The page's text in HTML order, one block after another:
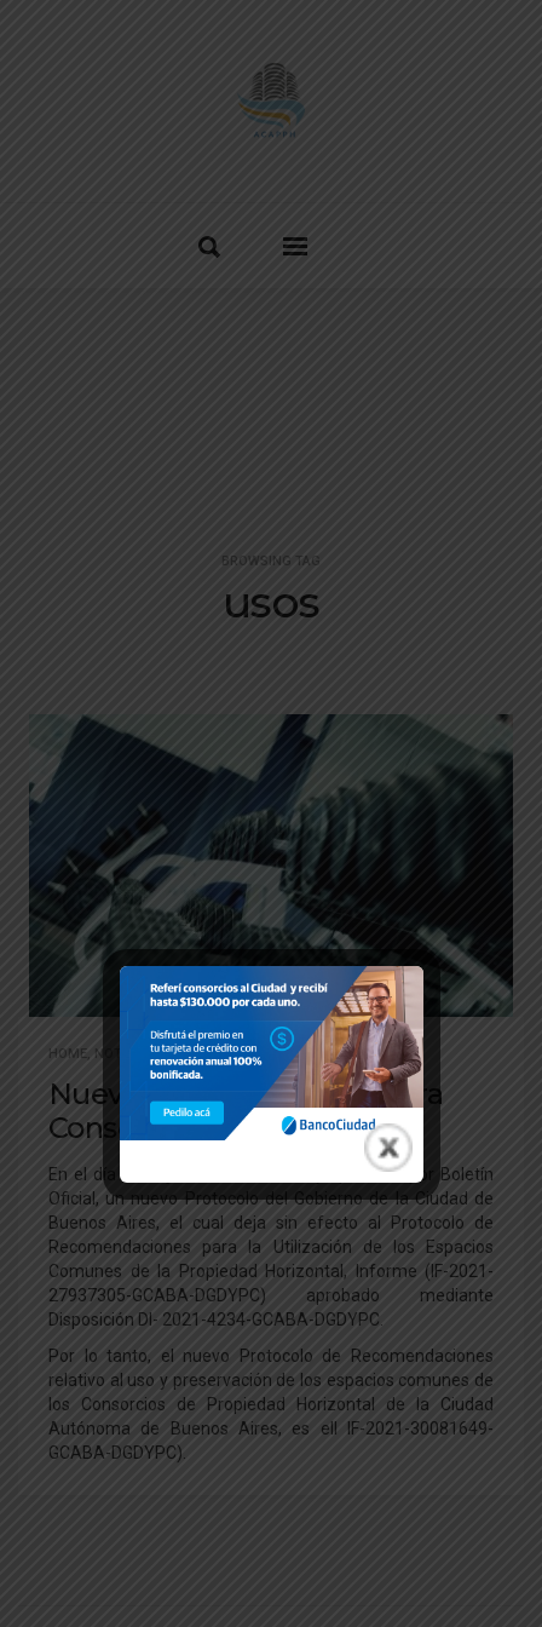
BROWSING TAG
usos
HOME, NOTICIAS
Nuevo Protocolo GCBA para
Consorcios
En el día de hoy, fue comunicado y aprobado por Boletín
Oficial, un nuevo Protocolo del Gobierno de la Ciudad de
Buenos Aires, el cual deja sin efecto al Protocolo de
Recomendaciones para la Utilización de los Espacios
Comunes de la Propiedad Horizontal, Informe (IF-2021-
27937305-GCABA-DGDYPC) aprobado mediante
Disposición DI- 2021-4234-GCABA-DGDYPC.
Por lo tanto, el nuevo Protocolo de Recomendaciones
relativo al uso y preservación de los espacios comunes de
los Consorcios de Propiedad Horizontal de la Ciudad
Autónoma de Buenos Aires, es ell IF-2021-30081649-
GCABA-DGDYPC).